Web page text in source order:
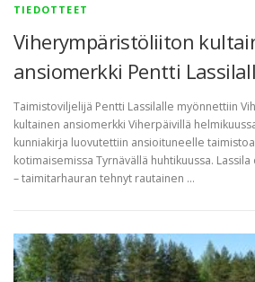
t
TIEDOTTEET
Viherympäristöliiton
ansiomerkki Pentti
Taimistoviljelijä Pentti Lassilalle myönnettiin
kultainen ansiomerkki Viherpäivillä
kunniakirja luovutettiin ansioituneelle
kotimaisemissa Tyrnävällä huhtikuussa.
– taimitarhauran tehnyt rautainen …